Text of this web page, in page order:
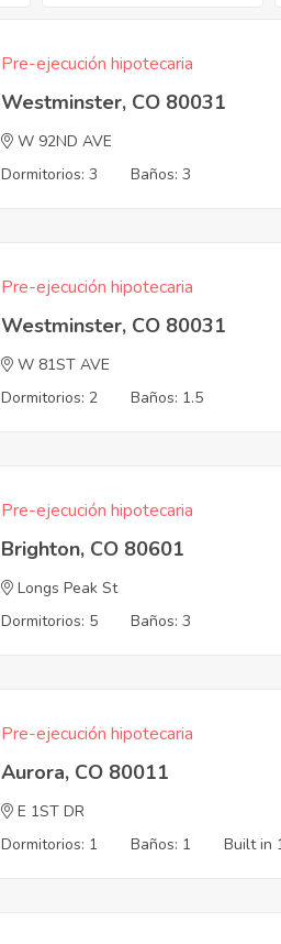
Pre-ejecución hipotecaria
Westminster, CO 80031
W 92ND AVE
Dormitorios: 3
Baños: 3
Pre-ejecución hipotecaria
Westminster, CO 80031
W 81ST AVE
Dormitorios: 2
Baños: 1.5
Pre-ejecución hipotecaria
Brighton, CO 80601
Longs Peak St
Dormitorios: 5
Baños: 3
Pre-ejecución hipotecaria
Aurora, CO 80011
E 1ST DR
Dormitorios: 1
Baños: 1 Built in